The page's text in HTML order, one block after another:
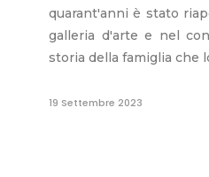
quarant'anni è stato
galleria d'arte e nel
storia della famiglia che
19 Settembre 2023